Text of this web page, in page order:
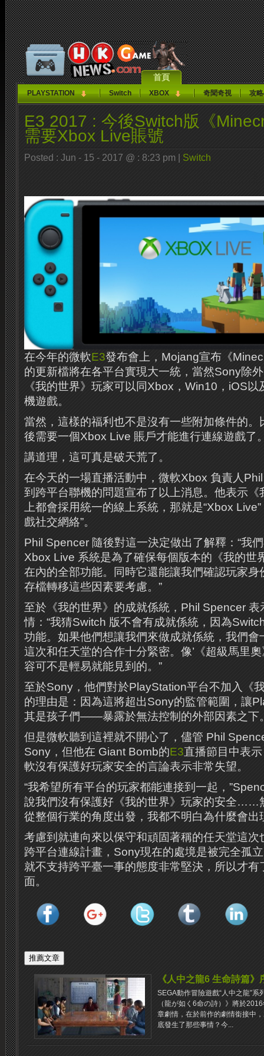
首頁
PLAYSTATION Switch XBOX 奇聞奇視 攻
E3 2017 : 今後Switch版《
需要Xbox Live賬號
Posted : Jun - 15 - 2017 @ : 8:23 pm | Switch
在今年的微軟E3發布會上，Mojang宣布《
的更新檔將在各平台實現大一統，當然Sony除
《我的世界》玩家可以同Xbox，Win10，iOS
機遊戲。
當然，這樣的福利也不是沒有一些附加條件的
後需要一個Xbox Live 賬戶才能進行連線遊戲了
講道理，這可真是破天荒了。
在今天的一場直播活動中，微軟Xbox 負責人
到跨平台聯機的問題宣布了以上消息。他表示《
上都會採用統一的線上系統，那就是“Xbox
戲社交網絡”。
Phil Spencer 隨後對這一決定做出了解釋：“我
Xbox Live 系統是為了確保每個版本的《我的世
在內的全部功能。同時它還能讓我們確認玩家身
存檔轉移這些因素要考慮。”
至於《我的世界》的成就係統，Phil Spencer 表
情：“我猜Switch 版不會有成就係統，因為
功能。如果他們想讓我們來做成就係統，我們會
這次和任天堂的合作十分緊密。像’《超級馬里
容可不是輕易就能見到的。”
至於Sony，他們對於PlayStation平台不加入《
的理由是：因為這將超出Sony的監管範圍，
其是孩子們——暴露於無法控制的外部因素之下
但是微軟聽到這裡就不開心了，儘管 Phil
Sony，但他在 Giant Bomb的E3直播節目中表
軟沒有保護好玩家安全的言論表示非常失望。
“我希望所有平台的玩家都能連接到一起，
說我們沒有保護好《我的世界》玩家的安全……
從整個行業的角度出發，我都不明白為什麼會出
考慮到就連向來以保守和頑固著稱的任天堂這次
跨平台連線計畫，Sony現在的處境是被完全孤
就不支持跨平臺一事的態度非常堅決，所以才有
面。
《人中之龍6 生命詩篇》
SEGA動作冒險遊戲“人中之龍”
（龍が如く6命の詩）》將於
章劇情，在於前作的劇情銜接中
底發生了那些事情？今...